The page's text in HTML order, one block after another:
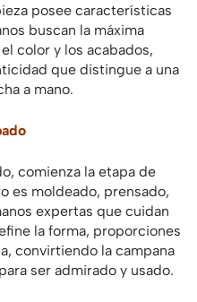
posee características
buscan la máxima
color y los acabados,
que distingue a una
a mano.
comienza la etapa de
es moldeado, prensado,
expertas que cuidan
la forma, proporciones
convirtiendo la campana
ser admirado y usado.